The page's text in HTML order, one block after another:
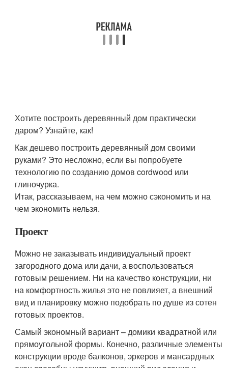
Хотите построить деревянный дом практически
даром? Узнайте, как!
Как дешево построить деревянный дом своими
руками? Это несложно, если вы попробуете
технологию по созданию домов cordwood или
глиночурка.
Итак, рассказываем, на чем можно сэкономить и на
чем экономить нельзя.
Проект
Можно не заказывать индивидуальный проект
загородного дома или дачи, а воспользоваться
готовым решением. Ни на качество конструкции, ни
на комфортность жилья это не повлияет, а внешний
вид и планировку можно подобрать по душе из сотен
готовых проектов.
Самый экономный вариант – домики квадратной или
прямоугольной формы. Конечно, различные элементы
конструкции вроде балконов, эркеров и мансардных